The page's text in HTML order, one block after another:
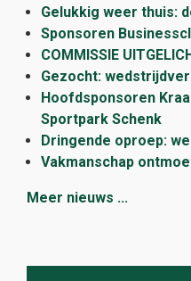
Gelukkig weer thuis:
Sponsoren
COMMISSIE
Gezocht:
Hoofdsponsoren
Sportpark Schenk
Dringende oproep:
Vakmanschap
Meer nieuws ...